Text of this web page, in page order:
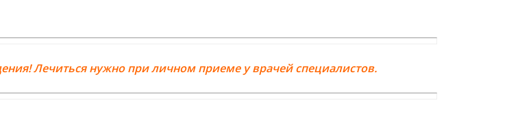
Лечиться нужно при личном приеме у врачей специалистов.